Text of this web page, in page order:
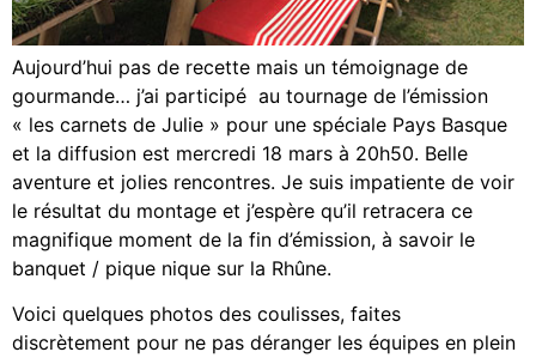
Aujourd’hui pas de recette mais un témoignage de
gourmande… j’ai participé au tournage de l’émission
« les carnets de Julie » pour une spéciale Pays Basque
et la diffusion est mercredi 18 mars à 20h50. Belle
aventure et jolies rencontres. Je suis impatiente de voir
le résultat du montage et j’espère qu’il retracera ce
magnifique moment de la fin d’émission, à savoir le
banquet / pique nique sur la Rhûne.
Voici quelques photos des coulisses, faites
discrètement pour ne pas déranger les équipes en plein